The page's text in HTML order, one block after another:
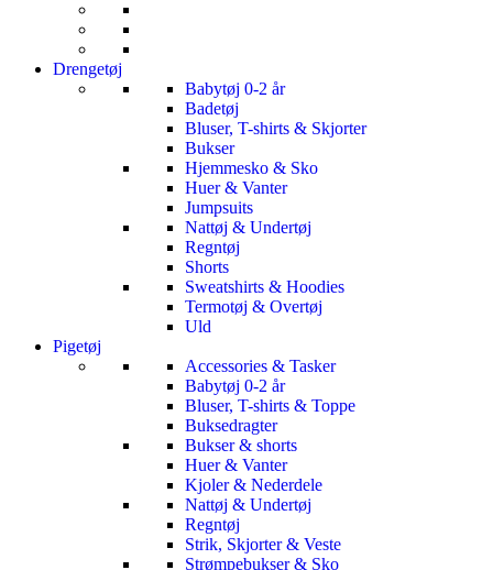
Drengetøj
Babytøj 0-2 år
Badetøj
Bluser, T-shirts & Skjorter
Bukser
Hjemmesko & Sko
Huer & Vanter
Jumpsuits
Nattøj & Undertøj
Regntøj
Shorts
Sweatshirts & Hoodies
Termotøj & Overtøj
Uld
Pigetøj
Accessories & Tasker
Babytøj 0-2 år
Bluser, T-shirts & Toppe
Buksedragter
Bukser & shorts
Huer & Vanter
Kjoler & Nederdele
Nattøj & Undertøj
Regntøj
Strik, Skjorter & Veste
Strømpebukser & Sko